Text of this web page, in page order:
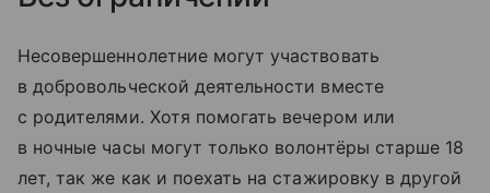
Несовершеннолетние могут участвовать
в добровольческой деятельности вместе
с родителями. Хотя помогать вечером или
в ночные часы могут только волонтёры старше 18
лет, так же как и поехать на стажировку в другой